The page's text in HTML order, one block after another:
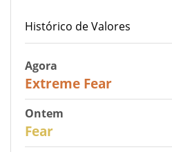
Histórico de Valores
Agora
Extreme Fear
Ontem
Fear